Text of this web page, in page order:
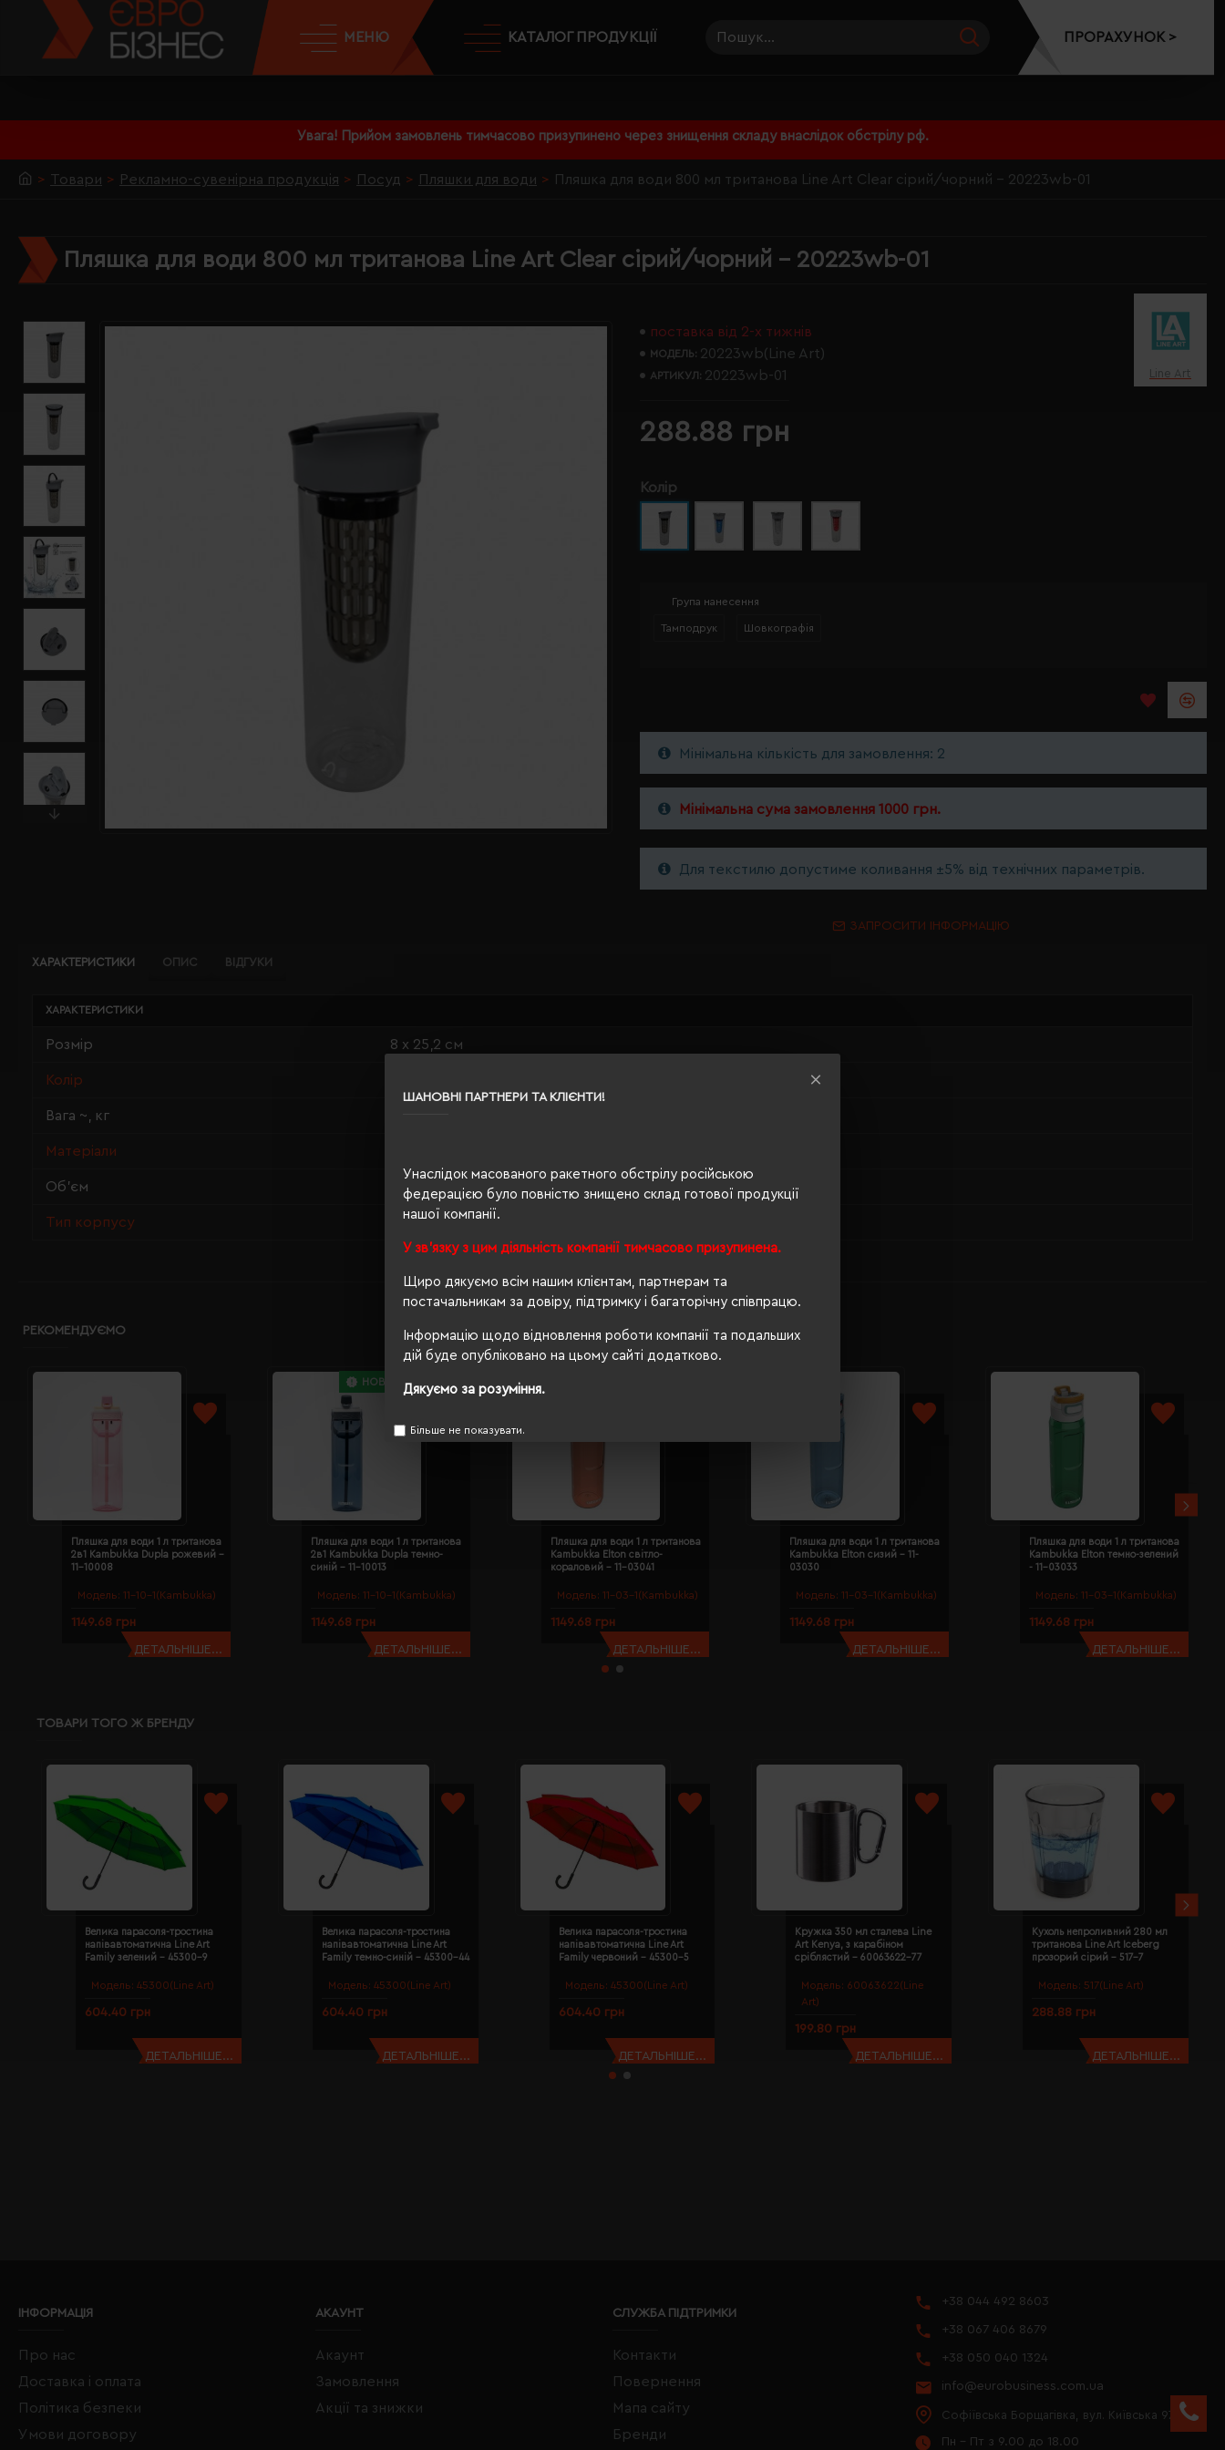
ШАНОВНІ ПАРТНЕРИ ТА КЛІЄНТИ!
Унаслідок масованого ракетного обстрілу російською
федерацією було повністю знищено склад готової продукції
нашої компанії.
У зв'язку з цим діяльність компанії тимчасово призупинена.
Щиро дякуємо всім нашим клієнтам, партнерам та
постачальникам за довіру, підтримку і багаторічну співпрацю.
Інформацію щодо відновлення роботи компанії та подальших
дій буде опубліковано на цьому сайті додатково.
Дякуємо за розуміння.
Більше не показувати.
Увага! Прийом замовлень тимчасово призупинено через знищення складу внаслідок обстрілу рф.
МЕНЮ КАТАЛОГ ПРОДУКЦІЇ ПРОРАХУНОК >
Товари Рекламно-сувенірна продукція Посуд Пляшки для води Пляшка для води 800 мл тританова Line Art Clear сірий/чорний - 20223wb-01
Пляшка для води 800 мл тританова Line Art Clear сірий/чорний - 20223wb-01
поставка від 2-х тижнів
МОДЕЛЬ: 20223wb(Line Art)
АРТИКУЛ: 20223wb-01 Line Art
288.88 грн
Колір
Група нанесення
Тамподрук Шовкографія
Мінімальна кількість для замовлення: 2
Мінімальна сума замовлення 1000 грн.
Для текстилю допустиме коливання ±5% від технічних параметрів.
ЗАПРОСИТИ ІНФОРМАЦІЮ
ХАРАКТЕРИСТИКИ ОПИС ВІДГУКИ
ХАРАКТЕРИСТИКИ
Розмір 8 х 25,2 см
Колір
Вага ~, кг
Матеріали
Об'єм 0,8
Тип корпусу ударостійкий пластик, одностінний
РЕКОМЕНДУЄМО
Модель: 11-10-1(Kambukka)
Пляшка для води 1 л тританова
2в1 Kambukka Dupla рожевий -
11-10008
1149.68 грн
ДЕТАЛЬНІШЕ...
НОВИНКА
Модель: 11-10-1(Kambukka)
Пляшка для води 1 л тританова
2в1 Kambukka Dupla темно-
синій - 11-10013
1149.68 грн
ДЕТАЛЬНІШЕ...
Модель: 11-03-1(Kambukka)
Пляшка для води 1 л тританова
Kambukka Elton світло-
кораловий - 11-03041
1149.68 грн
ДЕТАЛЬНІШЕ...
Модель: 11-03-1(Kambukka)
Пляшка для води 1 л тританова
Kambukka Elton сизий - 11-
03030
1149.68 грн
ДЕТАЛЬНІШЕ...
Модель: 11-03-1(Kambukka)
Пляшка для води 1 л тританова
Kambukka Elton темно-зелений
- 11-03033
1149.68 грн
ДЕТАЛЬНІШЕ...
ТОВАРИ ТОГО Ж БРЕНДУ
Модель: 45300(Line Art)
Велика парасоля-тростина
напівавтоматична Line Art
Family зелений - 45300-9
604.40 грн
ДЕТАЛЬНІШЕ...
Модель: 45300(Line Art)
Велика парасоля-тростина
напівавтоматична Line Art
Family темно-синій - 45300-44
604.40 грн
ДЕТАЛЬНІШЕ...
Модель: 45300(Line Art)
Велика парасоля-тростина
напівавтоматична Line Art
Family червоний - 45300-5
604.40 грн
ДЕТАЛЬНІШЕ...
Модель: 60063622(Line
Art)
Кружка 350 мл сталева Line
Art Kenya, з карабіном
сріблястий - 60063622-77
199.80 грн
ДЕТАЛЬНІШЕ...
Модель: 517(Line Art)
Кухоль непроливний 280 мл
тританова Line Art Iceberg
прозорий сірий - 517-7
288.88 грн
ДЕТАЛЬНІШЕ...
ІНФОРМАЦІЯ
Про нас
Доставка і оплата
Політика безпеки
Умови договору
АКАУНТ
Акаунт
Замовлення
Акції та знижки
СЛУЖБА ПІДТРИМКИ
Контакти
Повернення
Мапа сайту
Бренди
+38 044 492 8603
+38 067 406 8679
+38 050 040 1324
info@eurobusiness.com.ua
Софіївська Борщагівка, вул. Київська 97
Пн - Пт з 9.00 до 18.00